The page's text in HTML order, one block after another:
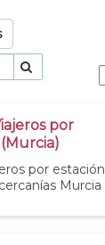
por
por estación
Murcia